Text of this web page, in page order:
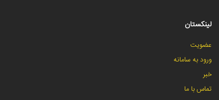
لینکستان
عضویت
ورود به سامانه
خبر
تماس با ما